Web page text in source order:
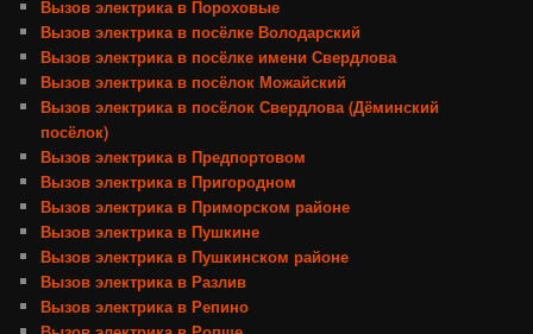
Вызов электрика в Пороховые
Вызов электрика в посёлке Володарский
Вызов электрика в посёлке имени Свердлова
Вызов электрика в посёлок Можайский
Вызов электрика в посёлок Свердлова (Дёминский
посёлок)
Вызов электрика в Предпортовом
Вызов электрика в Пригородном
Вызов электрика в Приморском районе
Вызов электрика в Пушкине
Вызов электрика в Пушкинском районе
Вызов электрика в Разлив
Вызов электрика в Репино